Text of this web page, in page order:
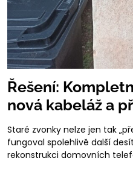
Řešení:
nová kabeláž a
Staré zvonky nelze jen tak
fungoval spolehlivě další
rekonstrukci domovních